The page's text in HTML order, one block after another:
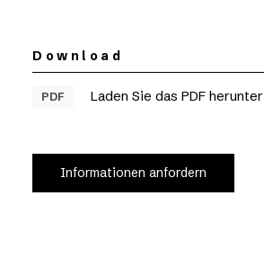
Download
PDF Laden Sie das PDF herunter
Informationen anfordern